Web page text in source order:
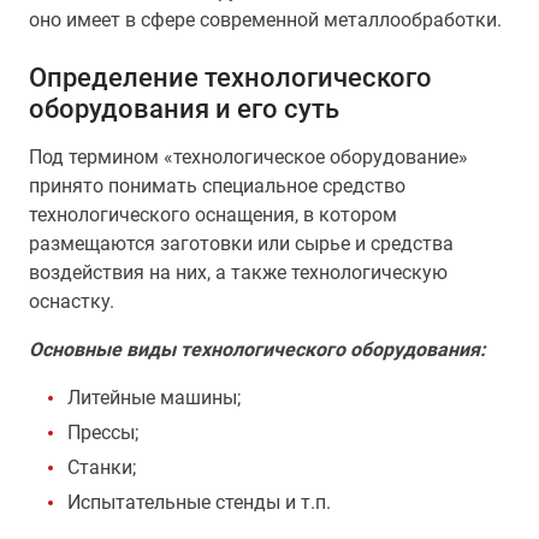
оно имеет в сфере современной металлообработки.
Определение технологического
оборудования и его суть
Под термином «технологическое оборудование»
принято понимать специальное средство
технологического оснащения, в котором
размещаются заготовки или сырье и средства
воздействия на них, а также технологическую
оснастку.
Основные виды технологического оборудования:
Литейные машины;
Прессы;
Станки;
Испытательные стенды и т.п.